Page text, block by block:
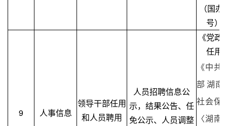
（国
号）
9 人事信息
领导干部任用
和人员聘用
人员招聘信息公
示，结果公告、任
免公示、人员调整
《党
任用
《中
部 湖南
社会保
〈湖